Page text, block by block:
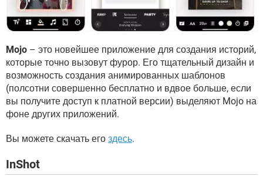
Mojo – это новейшее приложение для создания историй,
которые точно вызовут фурор. Его тщательный дизайн и
возможность создания анимированных шаблонов
(полсотни совершенно бесплатно и вдвое больше, если
вы получите доступ к платной версии) выделяют Mojo на
фоне других приложений.
Вы можете скачать его здесь.
InShot